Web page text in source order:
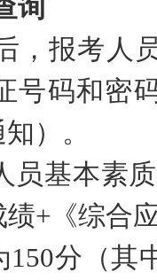
询
，报考人
号码和密
） 。
员基本素
绩+ 《综合
150分（其